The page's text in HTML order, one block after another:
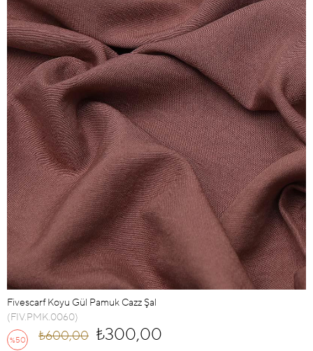
Fivescarf Koyu Gül Pamuk Cazz Şal
(FIV.PMK.0060)
%50 ₺600,00 ₺300,00